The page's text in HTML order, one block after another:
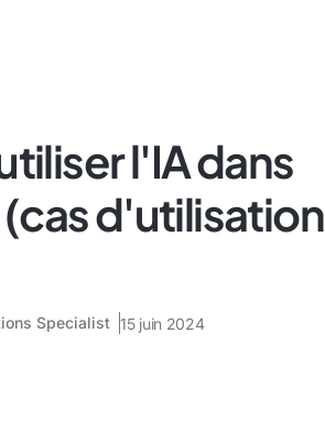
l'IA dans
d'utilisation
Specialist 15 juin 2024